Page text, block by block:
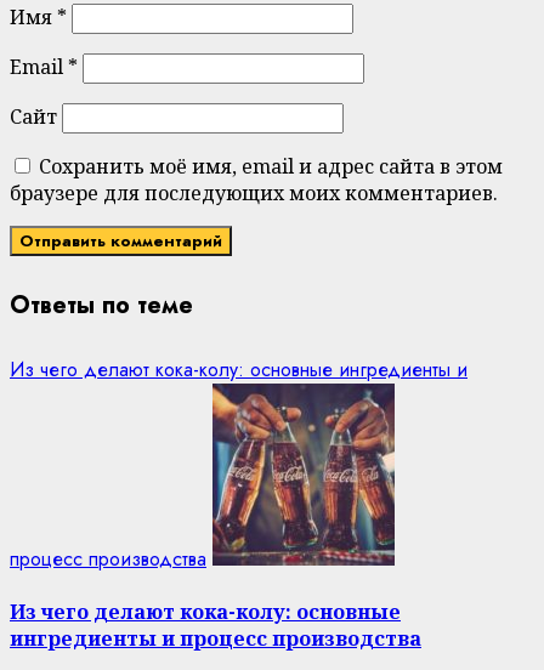
Имя *
Email *
Сайт
Сохранить моё имя, email и адрес сайта в этом
браузере для последующих моих комментариев.
Ответы по теме
Из чего делают кока-колу: основные ингредиенты и
процесс производства
Из чего делают кока-колу: основные
ингредиенты и процесс производства